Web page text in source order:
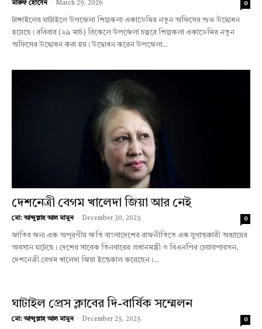
মারুফ হোসেন - March 29, 2026 0
টাঙ্গাইলের ঘাটাইলে উপজেলা শিল্পকলা একাডেমির নতুন অফিসের শুভ উদ্বোধন
হয়েছে। রবিবার (২৯ মার্চ) বিকেলে উপজেলা চত্বরে শিল্পকলা একাডেমির নতুন
অফিসের উদ্বোধন করা হয়। উদ্বোধন করেন উপজেলা...
দেশনেত্রী বেগম খালেদা জিয়া আর নেই
মো: আব্দুল্লাহ আল মামুন - December 30, 2025 0
জাতির জন্য এক অপূরণীয় ক্ষতি বাংলাদেশের রাজনীতিতে এক যুগান্তকারী অধ্যায়ের
অবসান ঘটেছে। দেশের সাবেক তিনবারের প্রধানমন্ত্রী ও বিএনপির চেয়ারপারসন,
দেশনেত্রী বেগম খালেদা জিয়া ইন্তেকাল করেছেন।...
ঘাটাইল প্রেস ক্লাবের দি-বার্ষিক সম্মেলন
মো: আব্দুল্লাহ আল মামুন - December 25, 2025 0